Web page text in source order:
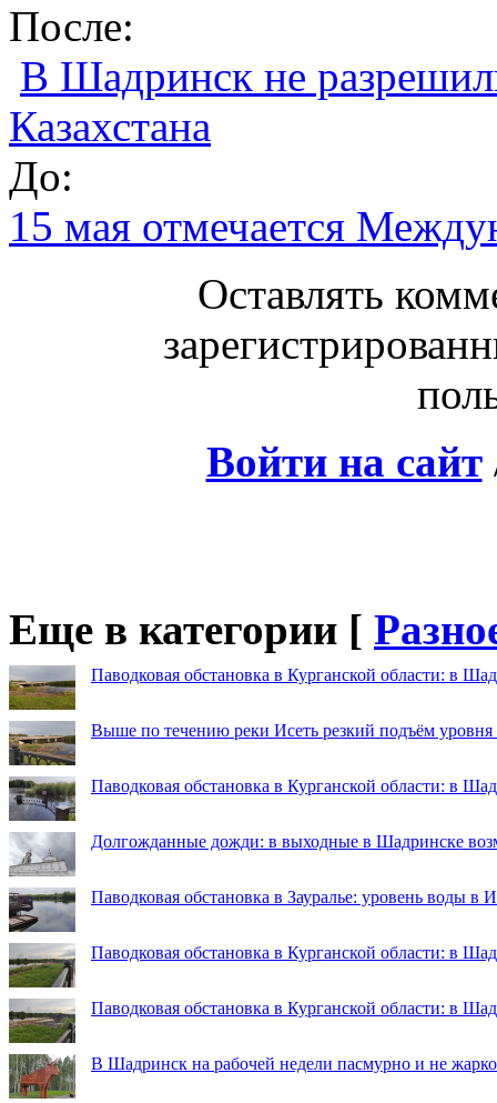
После:
В Шадринск не
Казахстана
До:
15 мая отмечается
Оставлять
Войти на сайт
Еще в категории [
Паводковая обстановка в Курганской области: в
Выше по течению реки Исеть резкий подъём
Паводковая обстановка в Курганской области: в
Долгожданные дожди: в выходные в Шадринске
Паводковая обстановка в Зауралье: уровень воды в
Паводковая обстановка в Курганской области: в
Паводковая обстановка в Курганской области: в
В Шадринск на рабочей недели пасмурно и не жарко